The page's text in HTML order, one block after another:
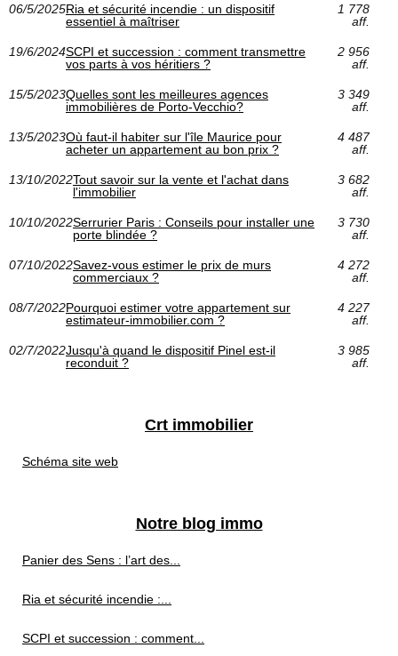
06/5/2025Ria et sécurité incendie : un dispositif
essentiel à maîtriser
1 778
aff.
19/6/2024SCPI et succession : comment transmettre
vos parts à vos héritiers ?
2 956
aff.
15/5/2023Quelles sont les meilleures agences
immobilières de Porto-Vecchio?
3 349
aff.
13/5/2023Où faut-il habiter sur l'île Maurice pour
acheter un appartement au bon prix ?
4 487
aff.
13/10/2022Tout savoir sur la vente et l'achat dans
l'immobilier
3 682
aff.
10/10/2022Serrurier Paris : Conseils pour installer une
porte blindée ?
3 730
aff.
07/10/2022Savez-vous estimer le prix de murs
commerciaux ?
4 272
aff.
08/7/2022Pourquoi estimer votre appartement sur
estimateur-immobilier.com ?
4 227
aff.
02/7/2022Jusqu'à quand le dispositif Pinel est-il
reconduit ?
3 985
aff.
Crt immobilier
Schéma site web
Notre blog immo
Panier des Sens : l’art des...
Ria et sécurité incendie :...
SCPI et succession : comment...